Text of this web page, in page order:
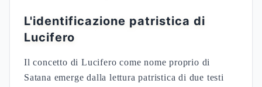
L'identificazione patristica di
Lucifero
Il concetto di Lucifero come nome proprio di
Satana emerge dalla lettura patristica di due testi